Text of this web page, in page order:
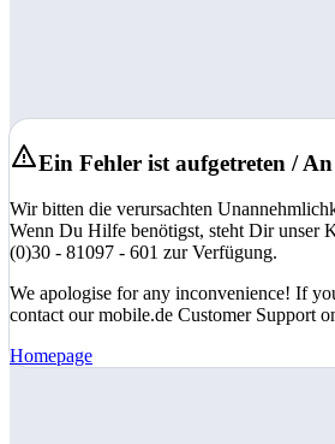
Ein Fehler ist aufgetreten /
Wir bitten die verursachten
Wenn Du Hilfe benötigst, steht Dir unser
(0)30 - 81097 - 601 zur Verfügung.
We apologise for any inconvenience! If
contact our mobile.de Customer Support
Homepage